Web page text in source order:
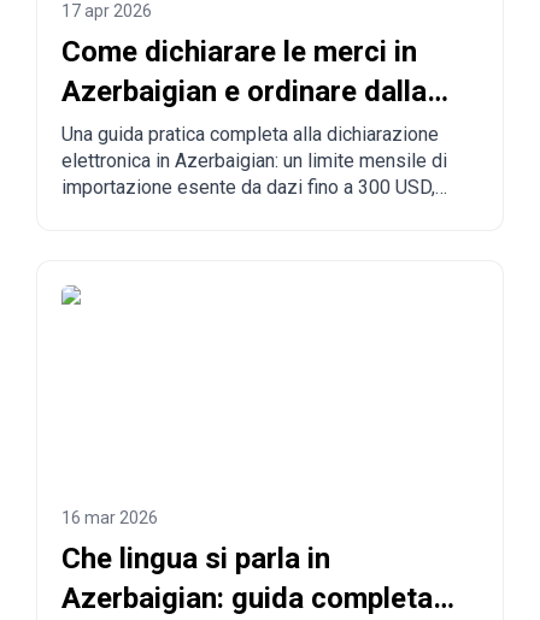
17 apr 2026
Come dichiarare le merci in
Azerbaigian e ordinare dalla
Cina all'Azerbaigian?
Una guida pratica completa alla dichiarazione
elettronica in Azerbaigian: un limite mensile di
importazione esente da dazi fino a 300 USD,
e da altri Paesi verso l'Azerbaigian.
16 mar 2026
Che lingua si parla in
Azerbaigian: guida completa